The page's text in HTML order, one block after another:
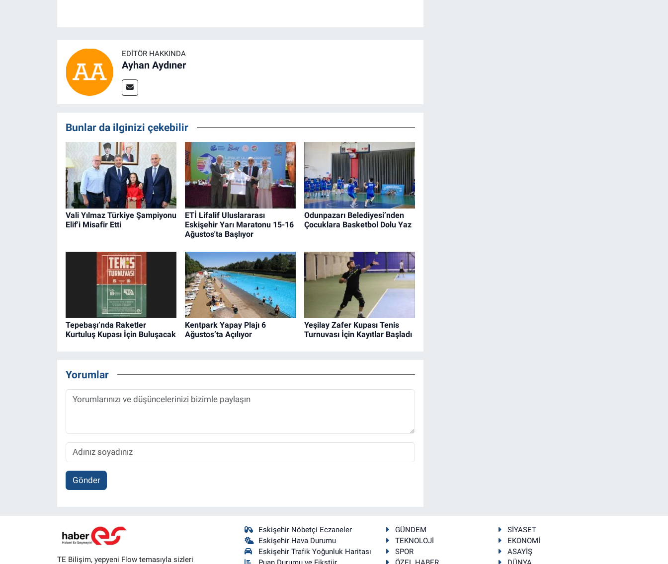
EDITÖR HAKKINDA
Ayhan Aydıner
Bunlar da ilginizi çekebilir
Vali Yılmaz Türkiye Şampiyonu
Elif'i Misafir Etti
ETİ Lifalif Uluslararası
Eskişehir Yarı Maratonu 15-16
Ağustos'ta Başlıyor
Odunpazarı Belediyesi’nden
Çocuklara Basketbol Dolu Yaz
Tepebaşı’nda Raketler
Kurtuluş Kupası İçin Buluşacak
Kentpark Yapay Plajı 6
Ağustos’ta Açılıyor
Yeşilay Zafer Kupası Tenis
Turnuvası İçin Kayıtlar Başladı
Yorumlar
Gönder
TE Bilişim, yepyeni Flow temasıyla sizleri
Eskişehir Nöbetçi Eczaneler
Eskişehir Hava Durumu
Eskişehir Trafik Yoğunluk Haritası
GÜNDEM
SİYASET
TEKNOLOJİ
EKONOMİ
SPOR
ASAYİŞ